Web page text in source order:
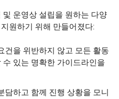
운영상 설립을 원하는 다양
원하기 위해 만들어졌다:
건을 위반하지 않고 모든 활동
있는 명확한 가이드라인을
담하고 함께 진행 상황을 모니